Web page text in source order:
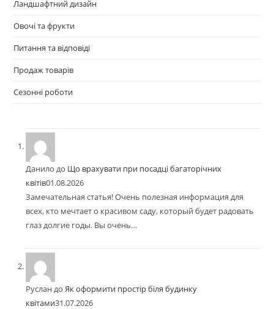
Ландшафтний дизайн
Овочі та фрукти
Питання та відповіді
Продаж товарів
Сезонні роботи
Данило до Що врахувати при посадці багаторічних
квітів01.08.2026
Замечательная статья! Очень полезная информация для
всех, кто мечтает о красивом саду, который будет радовать
глаз долгие годы. Вы очень…
Руслан доЯк оформити простір біля будинку
квітами31.07.2026